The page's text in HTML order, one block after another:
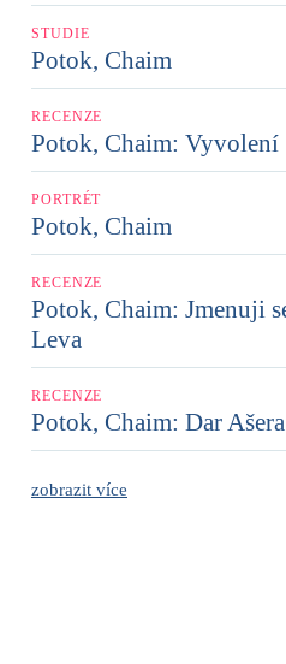
STUDIE
Potok, Chaim
RECENZE
Potok, Chaim: Vyvolení
PORTRÉT
Potok, Chaim
RECENZE
Potok, Chaim: Jmenuji
Leva
RECENZE
Potok, Chaim: Dar
zobrazit více